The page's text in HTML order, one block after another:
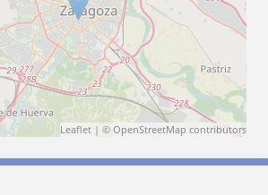
Leaflet | © OpenStreetMap contributors